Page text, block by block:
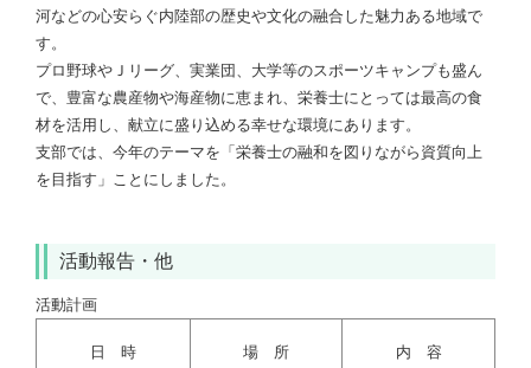
河などの心安らぐ内陸部の歴史や文化の融合した魅力ある地域で
す。
プロ野球やＪリーグ、実業団、大学等のスポーツキャンプも盛ん
で、豊富な農産物や海産物に恵まれ、栄養士にとっては最高の食
材を活用し、献立に盛り込める幸せな環境にあります。
支部では、今年のテーマを「栄養士の融和を図りながら資質向上
を目指す」ことにしました。
活動報告・他
活動計画
日 時 場 所 内 容